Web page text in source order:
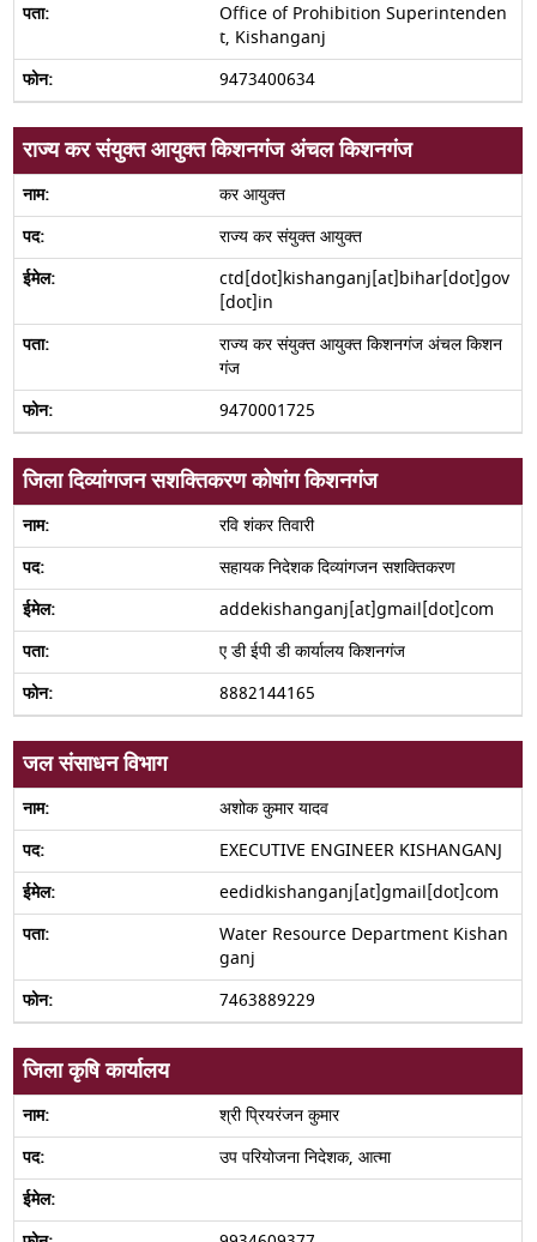
Office of Prohibition Superintenden
t, Kishanganj
9473400634
राज्य कर संयुक्त आयुक्त किशनगंज अंचल किशनगंज
कर आयुक्त
राज्य कर संयुक्त आयुक्त
ctd[dot]kishanganj[at]bihar[dot]gov
[dot]in
राज्य कर संयुक्त आयुक्त किशनगंज अंचल किशन
गंज
9470001725
जिला दिव्यांगजन सशक्तिकरण कोषांग किशनगंज
रवि शंकर तिवारी
सहायक निदेशक दिव्यांगजन सशक्तिकरण
addekishanganj[at]gmail[dot]com
ए डी ईपी डी कार्यालय किशनगंज
8882144165
जल संसाधन विभाग
अशोक कुमार यादव
EXECUTIVE ENGINEER KISHANGANJ
eedidkishanganj[at]gmail[dot]com
Water Resource Department Kishan
ganj
7463889229
जिला कृषि कार्यालय
श्री प्रियरंजन कुमार
उप परियोजना निदेशक, आत्मा